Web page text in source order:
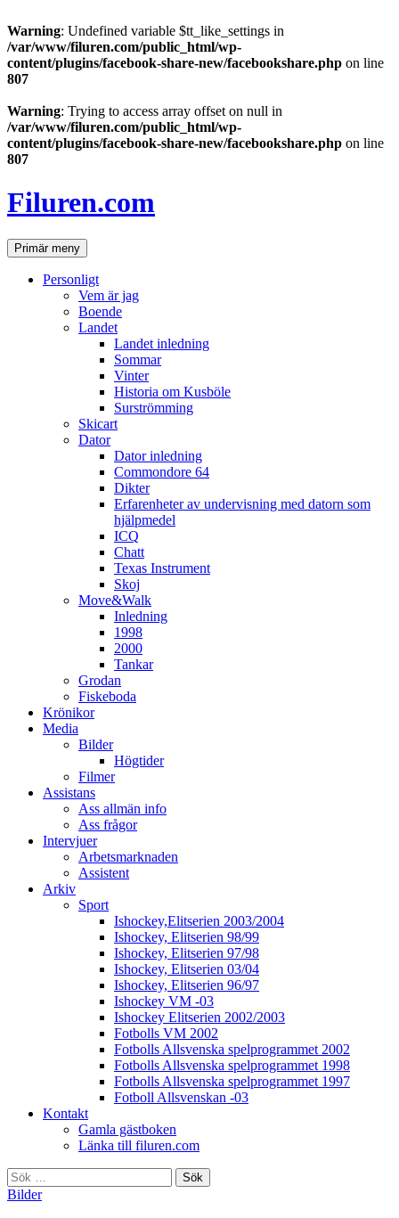
Warning: Undefined variable $tt_like_settings in
/var/www/filuren.com/public_html/wp-
content/plugins/facebook-share-new/facebookshare.php on line
807
Warning: Trying to access array offset on null in
/var/www/filuren.com/public_html/wp-
content/plugins/facebook-share-new/facebookshare.php on line
807
till
innehåll
Filuren.com
SökPrimär meny
Personligt
Vem är jag
Boende
Landet
Landet inledning
Sommar
Vinter
Historia om Kusböle
Surströmming
Skicart
Dator
Dator inledning
Commondore 64
Dikter
Erfarenheter av undervisning med datorn som
hjälpmedel
ICQ
Chatt
Texas Instrument
Skoj
Move&Walk
Inledning
1998
2000
Tankar
Grodan
Fiskeboda
Krönikor
Media
Bilder
Högtider
Filmer
Assistans
Ass allmän info
Ass frågor
Intervjuer
Arbetsmarknaden
Assistent
Arkiv
Sport
Ishockey,Elitserien 2003/2004
Ishockey, Elitserien 98/99
Ishockey, Elitserien 97/98
Ishockey, Elitserien 03/04
Ishockey, Elitserien 96/97
Ishockey VM -03
Ishockey Elitserien 2002/2003
Fotbolls VM 2002
Fotbolls Allsvenska spelprogrammet 2002
Fotbolls Allsvenska spelprogrammet 1998
Fotbolls Allsvenska spelprogrammet 1997
Fotboll Allsvenskan -03
Kontakt
Gamla gästboken
Länka till filuren.com
Sök
efter:
Bilder